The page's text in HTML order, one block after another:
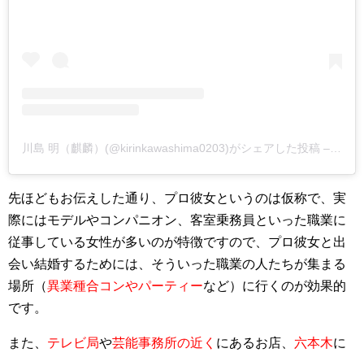
川島 明（麒麟）(@kirinkawashima0203)がシェアした投稿 –2016
先ほどもお伝えした通り、プロ彼女というのは仮称で、実
際にはモデルやコンパニオン、客室乗務員といった職業に
従事している女性が多いのが特徴ですので、プロ彼女と出
会い結婚するためには、そういった職業の人たちが集まる
場所（異業種合コンやパーティーなど）に行くのが効果的
です。
また、 テレビ局や芸能事務所の近く にあるお店、 六本木に